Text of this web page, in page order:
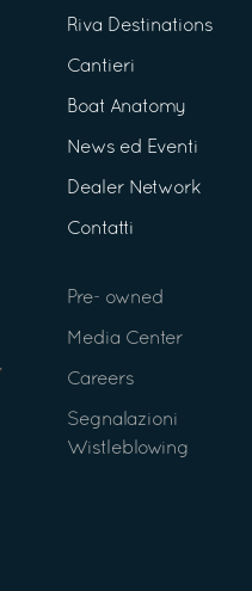
Riva Destinations
Cantieri
Boat Anatomy
News ed Eventi
Dealer Network
Contatti
Pre- owned
Media Center
Careers
Segnalazioni
Wistleblowing